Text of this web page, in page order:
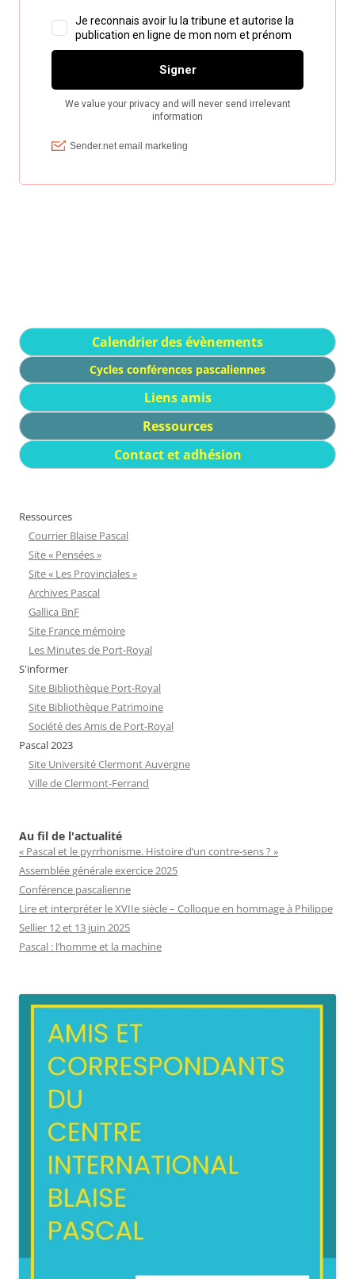
Calendrier des évènements
Cycles conférences pascaliennes
Liens amis
Ressources
Contact et adhésion
Ressources
Courrier Blaise Pascal
Site « Pensées »
Site « Les Provinciales »
Archives Pascal
Gallica BnF
Site France mémoire
Les Minutes de Port-Royal
S'informer
Site Bibliothèque Port-Royal
Site Bibliothèque Patrimoine
Société des Amis de Port-Royal
Pascal 2023
Site Université Clermont Auvergne
Ville de Clermont-Ferrand
Au fil de l'actualité
« Pascal et le pyrrhonisme. Histoire d’un contre-sens ? »
Assemblée générale exercice 2025
Conférence pascalienne
Lire et interpréter le XVIIe siècle – Colloque en hommage à Philippe
Sellier 12 et 13 juin 2025
Pascal : l’homme et la machine